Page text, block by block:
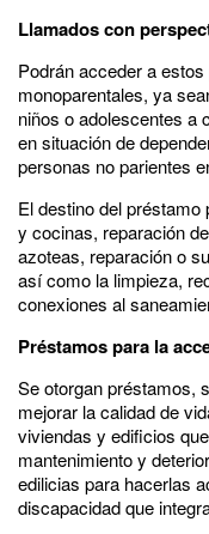
Llamados con
Podrán acceder a
monoparentales, ya
niños o adolescentes a
en situación de
personas no parientes
El destino del
y cocinas, reparación
azoteas, reparación o
así como la limpieza,
conexiones al
Préstamos para la
Se otorgan préstamos,
mejorar la calidad de
viviendas y edificios
mantenimiento y
edilicias para hacerlas
discapacidad que